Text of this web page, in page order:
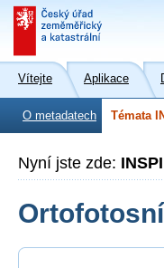
Vítejte Aplikace
O metadatech Témata
Nyní jste zde: